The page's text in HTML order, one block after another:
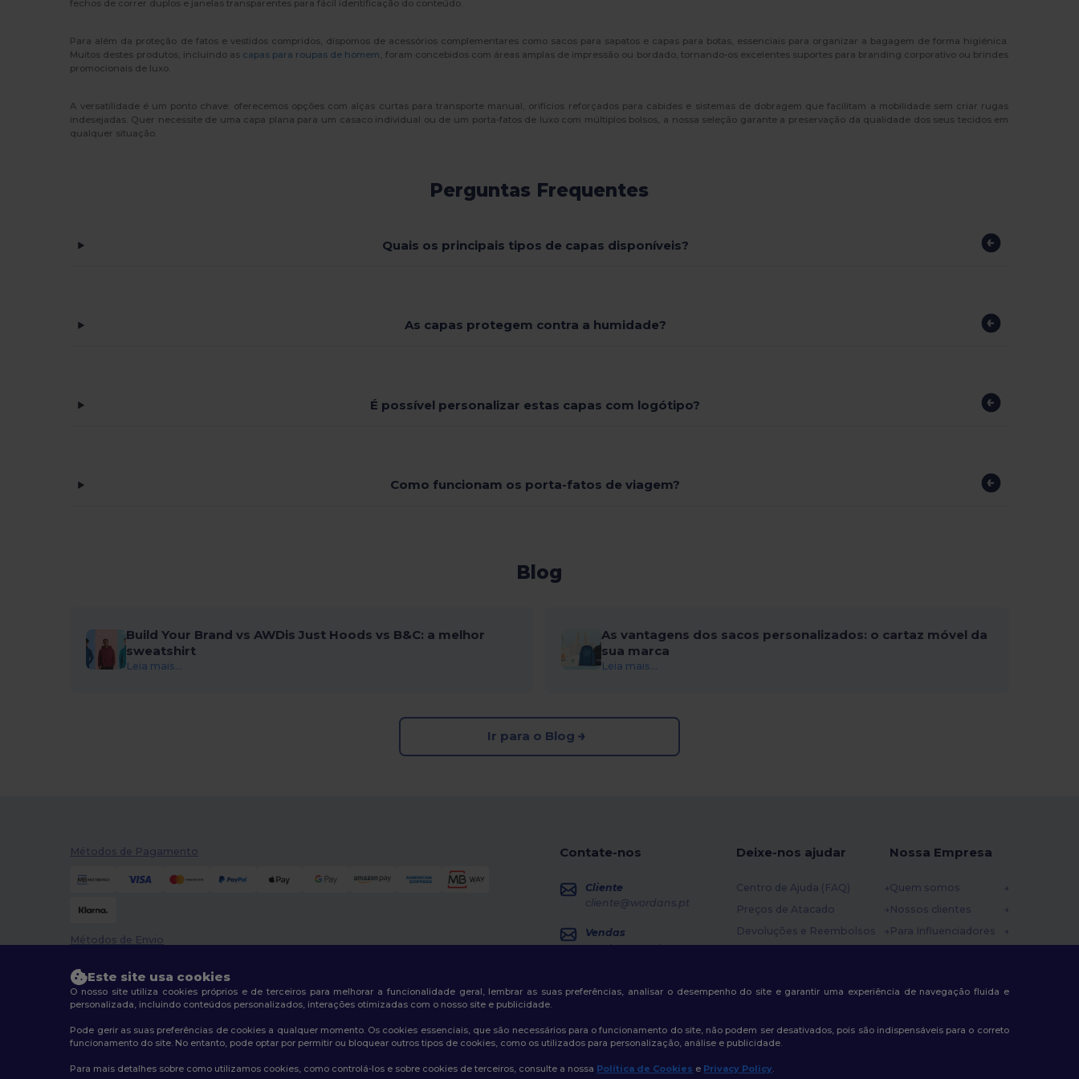
fechos de correr duplos e janelas transparentes para fácil identificação do conteúdo.
Para além da proteção de fatos e vestidos compridos, dispomos de acessórios complementares como sacos para sapatos e capas para botas, essenciais para organizar a bagagem de forma higiénica.
Muitos destes produtos, incluindo as capas para roupas de homem, foram concebidos com áreas amplas de impressão ou bordado, tornando-os excelentes suportes para branding corporativo ou brindes
promocionais de luxo.
A versatilidade é um ponto chave: oferecemos opções com alças curtas para transporte manual, orifícios reforçados para cabides e sistemas de dobragem que facilitam a mobilidade sem criar rugas
indesejadas. Quer necessite de uma capa plana para um casaco individual ou de um porta-fatos de luxo com múltiplos bolsos, a nossa seleção garante a preservação da qualidade dos seus tecidos em
qualquer situação.
Perguntas Frequentes
Quais os principais tipos de capas disponíveis?
As capas protegem contra a humidade?
É possível personalizar estas capas com logótipo?
Como funcionam os porta-fatos de viagem?
Blog
Build Your Brand vs AWDis Just Hoods vs B&C: a melhor
sweatshirt
Leia mais...
As vantagens dos sacos personalizados: o cartaz móvel da
sua marca
Leia mais...
Ir para o Blog
Métodos de Pagamento
Métodos de Envio
Contate-nos
Cliente
cliente@wordans.pt
Vendas
vendas@wordans.pt
Deixe-nos ajudar
Centro de Ajuda (FAQ)
Preços de Atacado
Devoluções e Reembolsos
Cupons
Nossa Empresa
Quem somos
Nossos clientes
Para Influenciadores
Centro de Carreiras
2026. Todos os direitos reservados
Este site usa cookies
O nosso site utiliza cookies próprios e de terceiros para melhorar a funcionalidade geral, lembrar as suas preferências, analisar o desempenho do site e garantir uma experiência de navegação fluida e
personalizada, incluindo conteúdos personalizados, interações otimizadas com o nosso site e publicidade.
Pode gerir as suas preferências de cookies a qualquer momento. Os cookies essenciais, que são necessários para o funcionamento do site, não podem ser desativados, pois são indispensáveis para o correto
funcionamento do site. No entanto, pode optar por permitir ou bloquear outros tipos de cookies, como os utilizados para personalização, análise e publicidade.
Para mais detalhes sobre como utilizamos cookies, como controlá-los e sobre cookies de terceiros, consulte a nossa Política de Cookies e Privacy Policy.